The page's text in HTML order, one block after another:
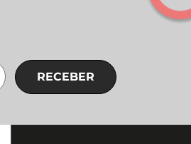
RECEBER